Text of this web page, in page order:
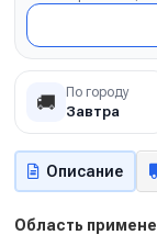
🚚 По городу
Завтра
Описание
Область